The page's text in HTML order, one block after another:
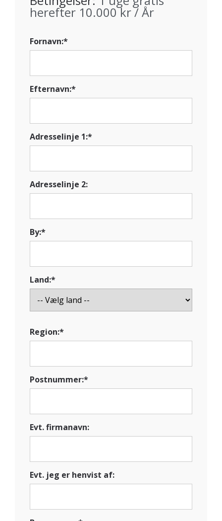
herefter 10.000 kr / År
Fornavn:*
Efternavn:*
Adresselinje 1:*
Adresselinje 2:
By:*
Land:*
Region:*
Postnummer:*
Evt. firmanavn:
Evt. jeg er henvist af: